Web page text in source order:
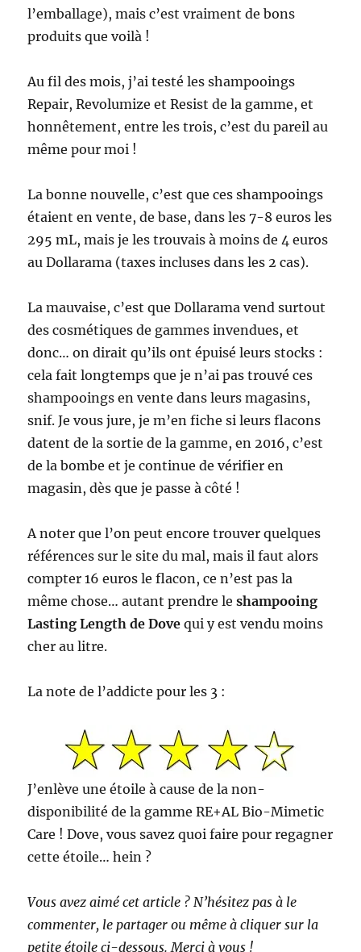
l’emballage), mais c’est vraiment de bons
produits que voilà !
Au fil des mois, j’ai testé les shampooings
Repair, Revolumize et Resist de la gamme, et
honnêtement, entre les trois, c’est du pareil au
même pour moi !
La bonne nouvelle, c’est que ces shampooings
étaient en vente, de base, dans les 7-8 euros les
295 mL, mais je les trouvais à moins de 4 euros
au Dollarama (taxes incluses dans les 2 cas).
La mauvaise, c’est que Dollarama vend surtout
des cosmétiques de gammes invendues, et
donc… on dirait qu’ils ont épuisé leurs stocks :
cela fait longtemps que je n’ai pas trouvé ces
shampooings en vente dans leurs magasins,
snif. Je vous jure, je m’en fiche si leurs flacons
datent de la sortie de la gamme, en 2016, c’est
de la bombe et je continue de vérifier en
magasin, dès que je passe à côté !
A noter que l’on peut encore trouver quelques
références sur le site du mal, mais il faut alors
compter 16 euros le flacon, ce n’est pas la
même chose… autant prendre leshampooing
Lasting Length de Dove qui y est vendu moins
cher au litre.
La note de l’addicte pour les 3 :
J’enlève une étoile à cause de la non-
disponibilité de la gamme RE+AL Bio-Mimetic
Care ! Dove, vous savez quoi faire pour regagner
cette étoile… hein ?
Vous avez aimé cet article ? N’hésitez pas à le
commenter, le partager ou même à cliquer sur la
petite étoile ci-dessous. Merci à vous !